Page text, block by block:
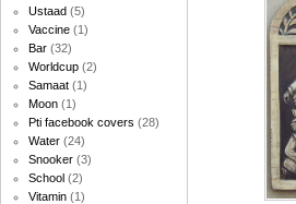
Ustaad (5)
Vaccine (1)
Bar (32)
Worldcup (2)
Samaat (1)
Moon (1)
Pti facebook covers (28)
Water (24)
Snooker (3)
School (2)
Vitamin (1)